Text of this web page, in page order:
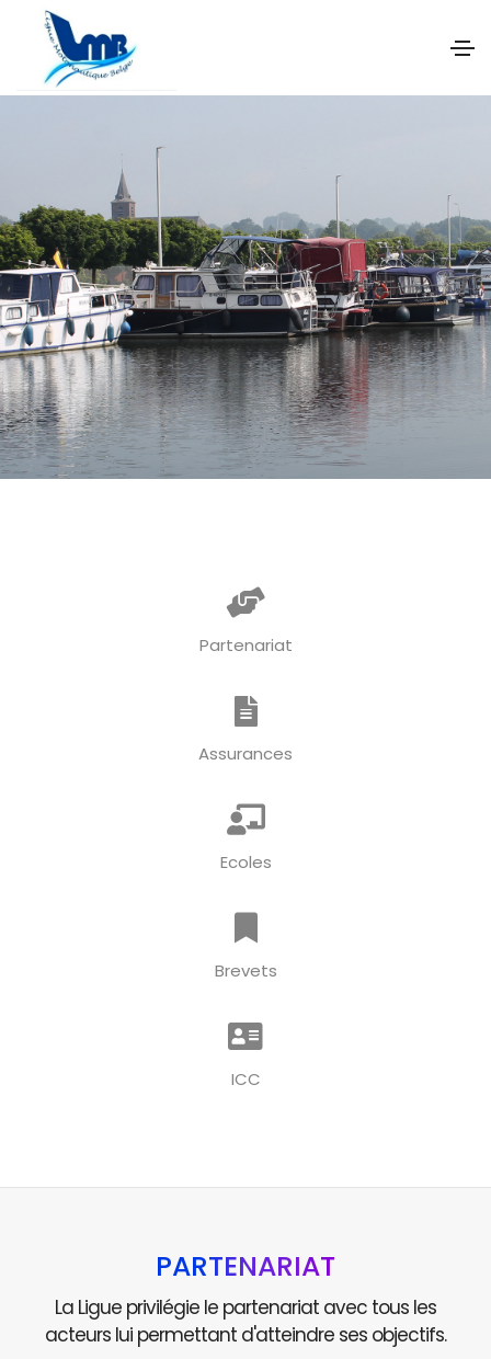
Partenariat
Assurances
Ecoles
Brevets
ICC
PARTENARIAT
La Ligue privilégie le partenariat avec tous les
acteurs lui permettant d'atteindre ses objectifs.